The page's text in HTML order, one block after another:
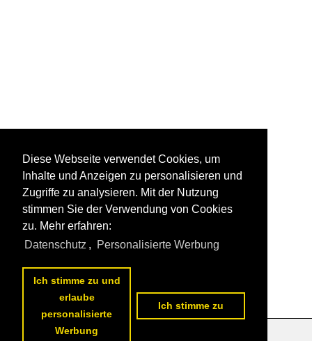
Diese Webseite verwendet Cookies, um
Inhalte und Anzeigen zu personalisieren und
Zugriffe zu analysieren. Mit der Nutzung
stimmen Sie der Verwendung von Cookies
zu. Mehr erfahren:
Datenschutz , Personalisierte Werbung
Ich stimme zu und
erlaube
personalisierte
Werbung
Ich stimme zu